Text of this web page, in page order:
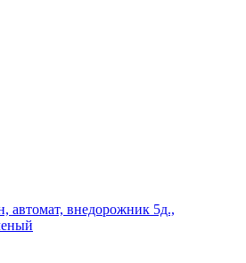
автомат, внедорожник 5д.,